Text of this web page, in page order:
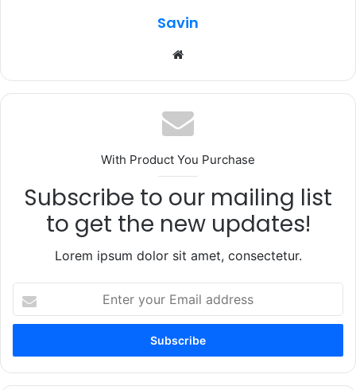
Savin
With Product You Purchase
Subscribe to our mailing list
to get the new updates!
Lorem ipsum dolor sit amet, consectetur.
your
Email